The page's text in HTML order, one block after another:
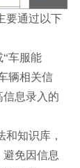
要通过以下
“车服能
辆相关信
息录入的
知识库，
避免因信息